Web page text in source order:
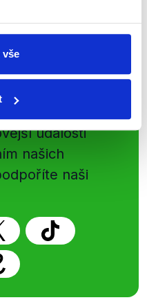
vše
WhatsApp
události
našich
naši